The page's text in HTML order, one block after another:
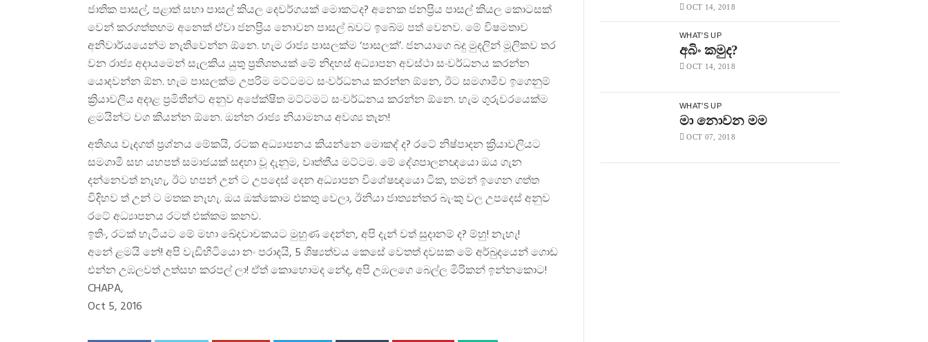
ජාතික පාසල්, පළාත් සභා පාසල් කියල දෙවර්ගයක් මොකටද? අනෙක ජනප්‍රිය පාසල් කියල කොටසක්
වෙන් කරගත්තහම අනෙක් ඒවා ජනප්‍රිය නොවන පාසල් බවට ඉබේම පත් වෙනව. මේ විෂමතාව
අනිවාර්යයෙන්ම නැතිවෙන්න ඕනෙ. හැම රාජ්‍ය පාසලක්ම ‘පාසලක්’. ජනයාගෙ බදු මුදලින් මූලිකව තර
වන රාජ්‍ය අදායමෙන් සැලකිය යුතු ප්‍රතිශතයක් මේ නිදහස් අධ්‍යාපන අවස්ථා සංවර්ධනය කරන්න
යොදවන්න ඕන. හැම පාසලක්ම උපරිම මට්ටමට සංවර්ධනය කරන්න ඕනෙ, ඊට සමගාමීව ඉගෙනුම්
ක්‍රියාවලිය අදාළ ප්‍රමිතීන්ට අනුව අපේක්ෂිත මට්ටමට සංවර්ධනය කරන්න ඕනෙ. හැම ගුරුවරයෙක්ම
ළමයින්ට වග කියන්න ඕනෙ. ඔන්න රාජ්‍ය නියාමනය අවශ්‍ය තැන!
අතිශය වැදගත් ප්‍රශ්නය මේකයි, රටක අධ්‍යාපනය කියන්නෙ මොකද් ද? රටේ නිෂ්පාදන ක්‍රියාවලියට
සමගාමී සහ යහපත් සමාජයක් සඳහා වූ දැනුම, වෘත්තීය මට්ටම. මේ දේශපාලනඥයො ඔය ගැන
දන්නෙවත් නැහැ, ඊට හපන් උන් ට උපදෙස් දෙන අධ්‍යාපන විශේෂඥයො ටික, තමන් ඉගෙන ගත්ත
විදිහව ත් උන් ට මතක නැහැ. ඔය ඔක්කොම එකතු වෙලා, ඊනියා ජාත්‍යන්තර බැංකු වල උපදෙස් අනුව
රටේ අධ්‍යාපනය රටත් එක්කම කනව.
ඉතිං, රටක් හැටියට මේ මහා ඛේදවාචකයට මුහුණ දෙන්න, අපි දැන් වත් සුදානම් ද? ම්හු! නැහැ!
අනේ ළමයි නේ! අපි වැඩිහිටියො නං පරාදයි, 5 ශිෂ්‍යත්වය කෙසේ වෙතත් දවසක මේ අර්බුදයෙන් ගොඩ
එන්න උඹලවත් උත්සහ කරපල් ලා! ඒත් කොහොමද නේද, අපි උඹලගෙ බෙල්ල මිරිකන් ඉන්නකොට!
CHAPA,
Oct 5, 2016
OCT 14, 2018
WHAT'S UP
අබිං කමුද?
OCT 14, 2018
WHAT'S UP
මා නොවන මම
OCT 07, 2018